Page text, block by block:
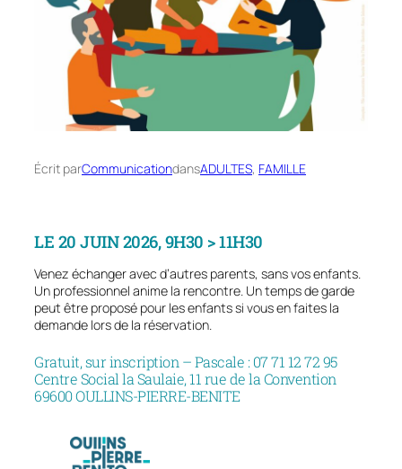
Écrit parCommunicationdansADULTES, FAMILLE
LE 20 JUIN 2026, 9H30 > 11H30
Venez échanger avec d’autres parents, sans vos enfants.
Un professionnel anime la rencontre. Un temps de garde
peut être proposé pour les enfants si vous en faites la
demande lors de la réservation.
Gratuit, sur inscription – Pascale : 07 71 12 72 95
Centre Social la Saulaie, 11 rue de la Convention
69600 OULLINS-PIERRE-BENITE